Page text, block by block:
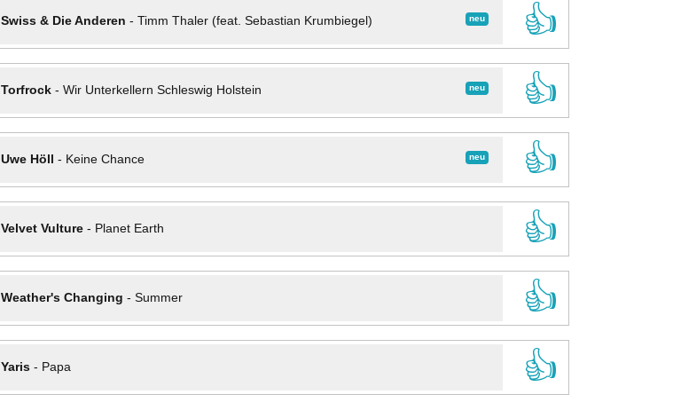
neu
Swiss & Die Anderen - Timm Thaler (feat. Sebastian Krumbiegel)
👍
neu
Torfrock- Wir Unterkellern Schleswig Holstein
👍
neu
Uwe Höll - Keine Chance
👍
Velvet Vulture- Planet Earth
👍
Weather's Changing - Summer
👍
Yaris- Papa 👍